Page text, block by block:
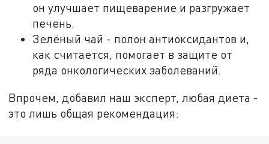
он улучшает пищеварение и разгружает
печень.
Зелёный чай - полон антиоксидантов и,
как считается, помогает в защите от
ряда онкологических заболеваний.
Впрочем, добавил наш эксперт, любая диета -
это лишь общая рекомендация: